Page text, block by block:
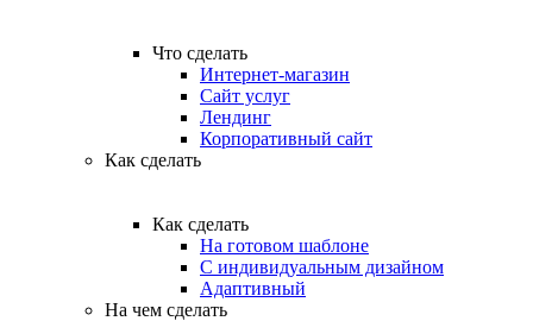
Что сделать
Интернет-магазин
Сайт услуг
Лендинг
Корпоративный сайт
Как сделать
Как сделать
На готовом шаблоне
С индивидуальным дизайном
Адаптивный
На чем сделать